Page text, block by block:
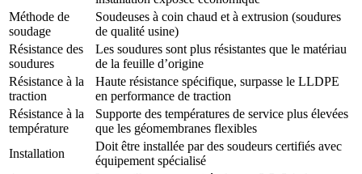
Méthode de
soudage
Soudeuses à coin chaud et à extrusion (soudures
de qualité usine)
Résistance des
soudures
Les soudures sont plus résistantes que le matériau
de la feuille d’origine
Résistance à la
traction
Haute résistance spécifique, surpasse le LLDPE
en performance de traction
Résistance à la
température
Supporte des températures de service plus élevées
que les géomembranes flexibles
Installation
Doit être installée par des soudeurs certifiés avec
équipement spécialisé